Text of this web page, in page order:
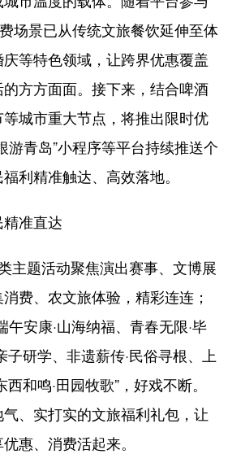
场景已从传统文旅餐饮延伸至体
等特色领域，让跨界优惠覆盖
方方面面。接下来，结合啤酒
城市重大节点，将推出限时优
游青岛”小程序等平台持续推送个
利精准触达、高效落地。
准直达
题活动聚焦演出赛事、文博展
费、农文旅体验，精彩连连；
午安康·山海纳福、青春无限·毕
子研学、非遗薪传·民俗寻根、上
和鸣·田园牧歌”，好戏不断。
、实打实的文旅福利礼包，让
惠、消费活起来。